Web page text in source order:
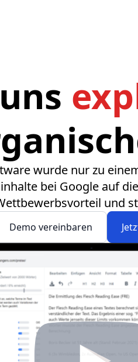
wurde nur zu
bei Google auf
und
Demo vereinbaren